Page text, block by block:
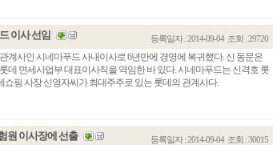
이사 선임 등록일자 : 2014-09-04 조회 : 29720
계사인 시네마푸드 사내이사로 6년만에 경영에 복귀했다. 신 동문은
데 면세사업부 대표이사직을 역임한 바 있다. 시네마푸드는 신격호 롯
핑 사장 신영자씨가 최대주주로 있는 롯데의 관계사다.
원 이사장에 선출 등록일자 : 2014-09-04 조회 : 30015